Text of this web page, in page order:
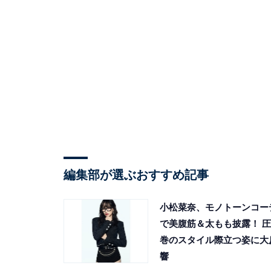
編集部が選ぶおすすめ記事
小松菜奈、モノトーンコー
で美腹筋＆太もも披露！ 圧
巻のスタイル際立つ姿に大
響